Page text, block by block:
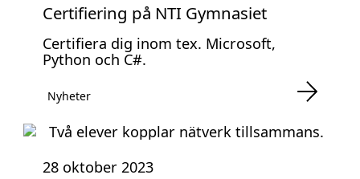
Certifiering på NTI Gymnasiet
Certifiera dig inom tex. Microsoft,
Python och C#.
Nyheter
28 oktober 2023